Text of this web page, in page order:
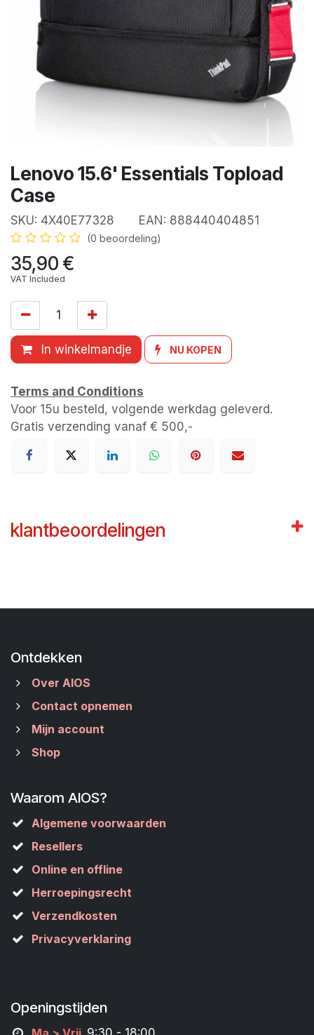
Lenovo 15.6' Essentials Topload
Case
SKU: 4X40E77328 EAN: 888440404851
(0 beoordeling)
35,90€
VAT Included
In winkelmandje NU KOPEN
Terms and Conditions
Voor 15u besteld, volgende werkdag geleverd.
Gratis verzending vanaf € 500,-
klantbeoordelingen
Ontdekken
Over AIOS
Contact opnemen
Mijn account
Shop
Waarom AIOS?
Algemene voorwaarden
Resellers
Online en offline
Herroepingsrecht
Verzendkosten
Privacyverklaring
Openingstijden